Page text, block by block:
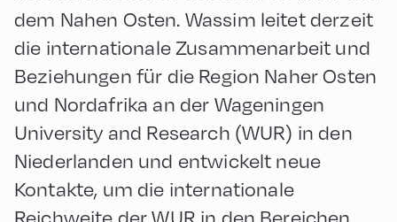
dem Nahen Osten. Wassim leitet derzeit
die internationale Zusammenarbeit und
Beziehungen für die Region Naher Osten
und Nordafrika an der Wageningen
University and Research (WUR) in den
Niederlanden und entwickelt neue
Kontakte, um die internationale
Reichweite der WUR in den Bereichen